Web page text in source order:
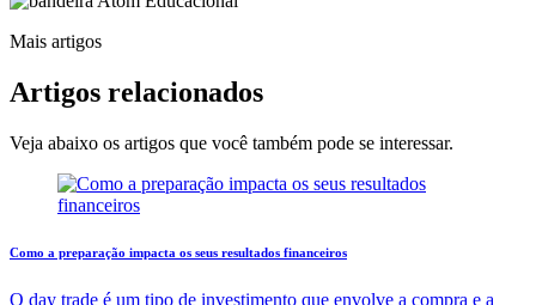
Mais artigos
Artigos relacionados
Veja abaixo os artigos que você também pode se interessar.
Como a preparação impacta os seus resultados financeiros
O day trade é um tipo de investimento que envolve a compra e a